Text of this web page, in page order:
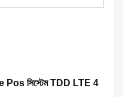
সিস্টেম TDD LTE 4